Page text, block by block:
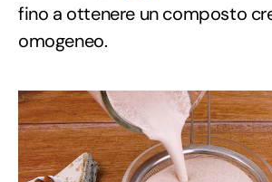
fino a ottenere un composto
omogeneo.